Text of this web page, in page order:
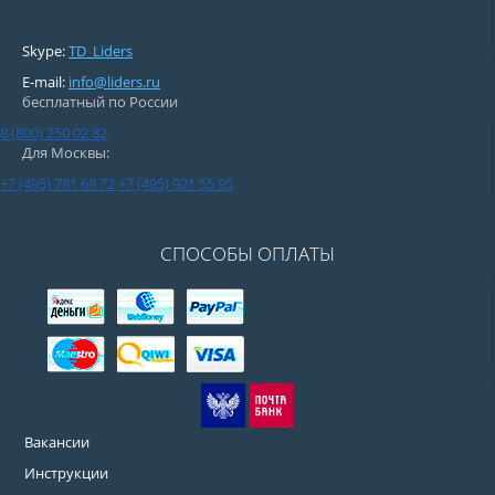
Skype:TD_Liders
E-mail: info@liders.ru
бесплатный по России
8 (800) 250 02 82
Для Москвы:
+7 (495) 781 68 72+7 (495) 921 55 95
СПОСОБЫ ОПЛАТЫ
Вакансии
Инструкции